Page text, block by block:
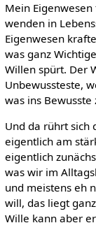
Mein
wenden in
Eigenwesen
was ganz
Willen spürt. Der
Unbewussteste,
was ins Bewusste
Und da rührt sich
eigentlich am
eigentlich
was wir im
und meistens eh
will, das liegt
Wille kann aber